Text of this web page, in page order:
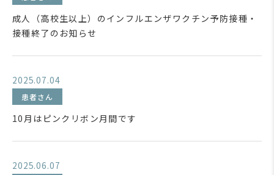
成人（高校生以上）のインフルエンザワクチン予防接種・
接種終了のお知らせ
2025.07.04
患者さん
10月はピンクリボン月間です
2025.06.07